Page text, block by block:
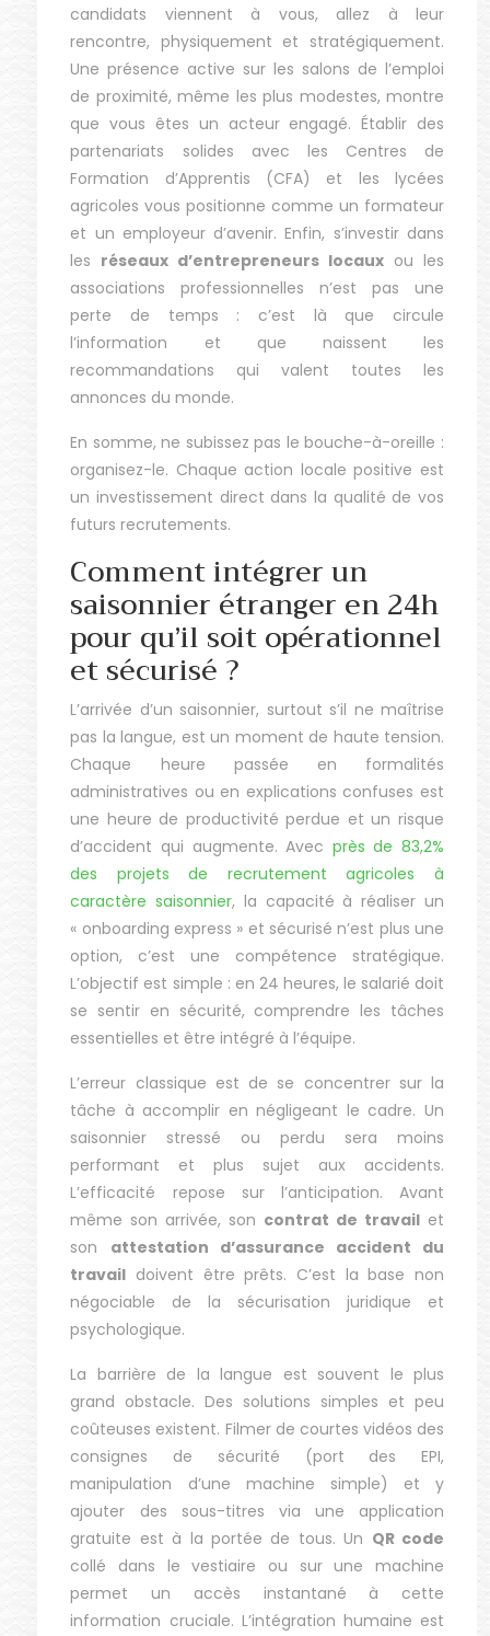
candidats viennent à vous, allez à leur
rencontre, physiquement et stratégiquement.
Une présence active sur les salons de l’emploi
de proximité, même les plus modestes, montre
que vous êtes un acteur engagé. Établir des
partenariats solides avec les Centres de
Formation d’Apprentis (CFA) et les lycées
agricoles vous positionne comme un formateur
et un employeur d’avenir. Enfin, s’investir dans
les réseaux d’entrepreneurs locaux ou les
associations professionnelles n’est pas une
perte de temps : c’est là que circule
l’information et que naissent les
recommandations qui valent toutes les
annonces du monde.
En somme, ne subissez pas le bouche-à-oreille :
organisez-le. Chaque action locale positive est
un investissement direct dans la qualité de vos
futurs recrutements.
Comment intégrer un
saisonnier étranger en 24h
pour qu’il soit opérationnel
et sécurisé ?
L’arrivée d’un saisonnier, surtout s’il ne maîtrise
pas la langue, est un moment de haute tension.
Chaque heure passée en formalités
administratives ou en explications confuses est
une heure de productivité perdue et un risque
d’accident qui augmente. Avec près de 83,2%
des projets de recrutement agricoles à
caractère saisonnier, la capacité à réaliser un
« onboarding express » et sécurisé n’est plus une
option, c’est une compétence stratégique.
L’objectif est simple : en 24 heures, le salarié doit
se sentir en sécurité, comprendre les tâches
essentielles et être intégré à l’équipe.
L’erreur classique est de se concentrer sur la
tâche à accomplir en négligeant le cadre. Un
saisonnier stressé ou perdu sera moins
performant et plus sujet aux accidents.
L’efficacité repose sur l’anticipation. Avant
même son arrivée, son contrat de travail et
son attestation d’assurance accident du
travail doivent être prêts. C’est la base non
négociable de la sécurisation juridique et
psychologique.
La barrière de la langue est souvent le plus
grand obstacle. Des solutions simples et peu
coûteuses existent. Filmer de courtes vidéos des
consignes de sécurité (port des EPI,
manipulation d’une machine simple) et y
ajouter des sous-titres via une application
gratuite est à la portée de tous. Un QR code
collé dans le vestiaire ou sur une machine
permet un accès instantané à cette
information cruciale. L’intégration humaine est